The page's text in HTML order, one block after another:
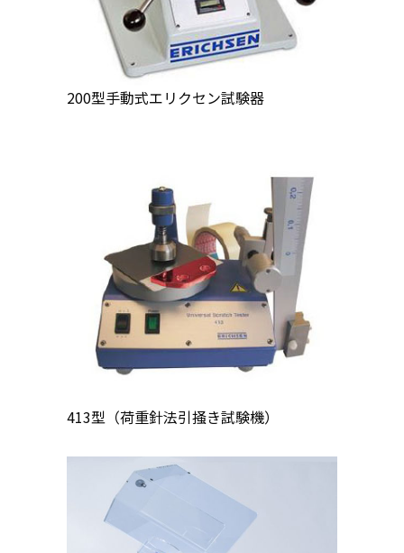
200型手動式エリクセン試験器
413型（荷重針法引掻き試験機）